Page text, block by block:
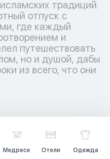
традиций.
отпуск с
где каждый
и
путешествовать
но и душой, дабы
из всего, что они
Медресе Отели Одежда